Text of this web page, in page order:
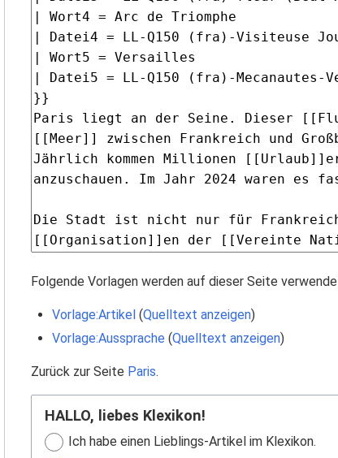
Folgende Vorlagen werden auf dieser Seite
Vorlage:Artikel(Quelltext anzeigen)
Vorlage:Aussprache (Quelltext anzeigen)
Zurück zur Seite Paris.
HALLO, liebes Klexikon!
Ich habe einen Lieblings-Artikel im Klexikon.